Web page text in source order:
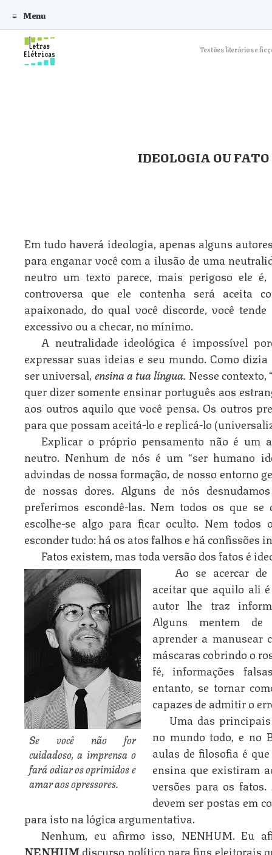
Textões literários e
Menu
Skip to content
IDEOLOGIA OU
Em tudo haverá ideologia, apenas alguns
para enganar você com a ilusão de uma
neutro um texto parece, mais perigoso ele
controversa que ele contenha será aceita
apaixonado, do qual você discorde, você
excessivo ou a checar, no mínimo.
A neutralidade ideológica é impossível
expressar suas ideias e seu mundo. Como dizia
ser universal, ensina a tua língua. Nesse
quer dizer somente ensinar português aos
aos outros aquilo que você pensa. Os outros
para que possam aceitá-lo e replicá-lo
Explicar o próprio pensamento não é um
neutro. Nenhum de nós é um “ser humano
advindas de nossa formação, de nosso entorno
de nossas dores. Alguns de nós
preferimos escondê-las. Nem todos os que se
escolhe-se algo para ficar oculto. Nem todos
esconder tudo: há os atos falhos e há confissões
Fatos existem, mas toda versão dos fatos é
Se você não for
cuidadoso, a imprensa o
fará odiar os oprimidos e
amar aos opressores.
Ao se acercar
aceitar que aquilo ali
autor lhe traz
Alguns mentem de
aprender a manusear
máscaras cobrindo o
fé, informações
entanto, se tornar
capazes de admitir o
Uma das
no mundo todo, e no
aulas de filosofia é
ensina que existiram
versões para os
devem ser postas em
para isto na lógica argumentativa.
Nenhum, eu afirmo isso, NENHUM. Eu
NENHUMdiscurso político para fins eleitorais